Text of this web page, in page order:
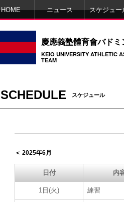
HOME ニュース スケジュー
慶應義塾體育會バド
KEIO UNIVERSITY ATHLETIC
TEAM
SCHEDULE スケジュール
＜ 2025年6月
日付 内
1日(火) 練習